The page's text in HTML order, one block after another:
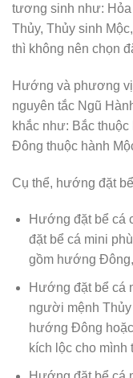
tương sinh như: Hỏa
Thủy, Thủy sinh
thì không nên chọn
Hướng và phương
nguyên tắc Ngũ
khắc như: Bắc
Đông thuộc hành
Cụ thể, hướng đặt
Hướng đặt bể cá
đặt bể cá mini
gồm hướng
Hướng đặt bể cá
người mệnh
hướng Đông
kích lộc cho mình